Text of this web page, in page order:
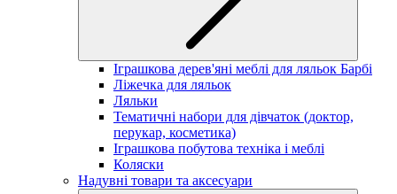
Іграшкова дерев'яні меблі для ляльок Барбі
Ліжечка для ляльок
Ляльки
Тематичні набори для дівчаток (доктор,
перукар, косметика)
Іграшкова побутова техніка і меблі
Коляски
Надувні товари та аксесуари